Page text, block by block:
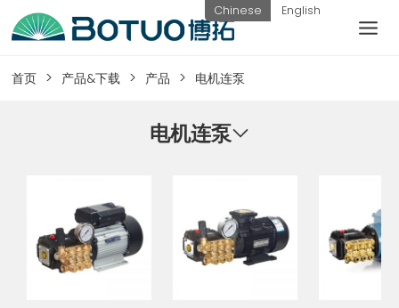
工作日热线
电话：
0576-
82338802
提交询
价
联系我
们
首页 产品&下载 产品 电机连泵
电机连泵
Chinese English